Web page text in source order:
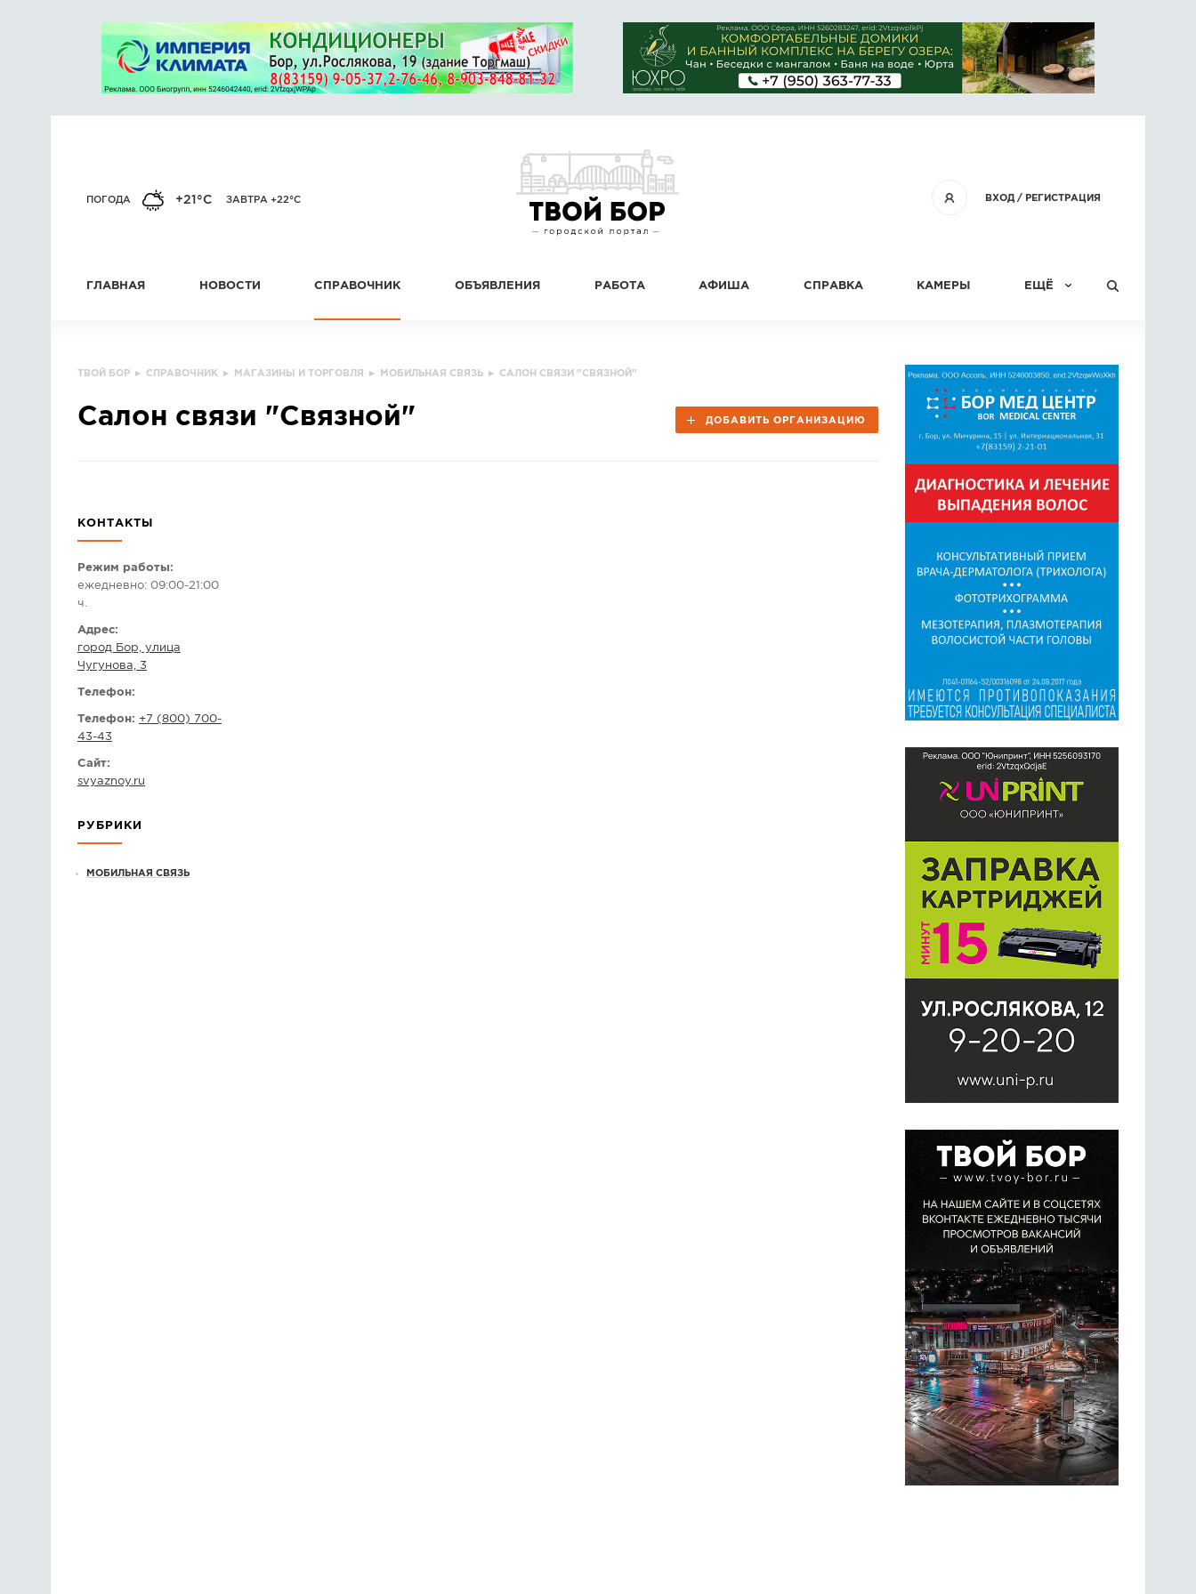
ВХОД/ РЕГИСТРАЦИЯ
ПОГОДА +21°C ЗАВТРА +22°C
ГЛАВНАЯ НОВОСТИ СПРАВОЧНИК ОБЪЯВЛЕНИЯ РАБОТА АФИША СПРАВКА КАМЕРЫ ЕЩЁ
СТАТЬИ
ПРЕДЛОЖИТЬ НОВОСТЬ
ФОТО
ТВОЙ БОР ▸ СПРАВОЧНИК ▸ МАГАЗИНЫ И ТОРГОВЛЯ ▸ МОБИЛЬНАЯ СВЯЗЬ ▸ САЛОН СВЯЗИ "СВЯЗНОЙ"
Салон связи "Связной" ДОБАВИТЬ ОРГАНИЗАЦИЮ
КОНТАКТЫ
Режим работы:
ежедневно: 09:00-21:00
ч.
Адрес:
город Бор, улица
Чугунова, 3
Телефон:
Телефон: +7 (800) 700-
43-43
Сайт:
svyaznoy.ru
РУБРИКИ
МОБИЛЬНАЯ СВЯЗЬ